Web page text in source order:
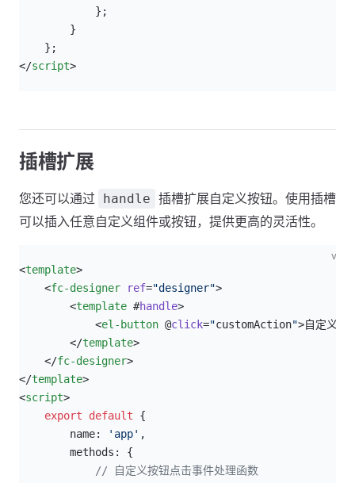
            };
        }
    };
</script>
插槽扩展
您还可以通过 handle 插槽扩展自定义按钮。使用插槽
可以插入任意自定义组件或按钮，提供更高的灵活性。
vue
<template>
    <
fc-designer ref="designer">
        <
template #handle>
            <
el-button @click="customAction">自定义按
        </
template>
    </
fc-designer>
</template>
<script>
    export
default {
        name:
'app' ,
        methods: {
            // 自定义按钮点击事件处理函数